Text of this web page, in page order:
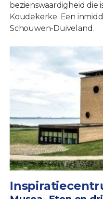
bezienswaardigheid die
Koudekerke. Een
Schouwen-Duiveland.